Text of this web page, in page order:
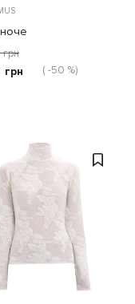
грн
грн ( -50 %)